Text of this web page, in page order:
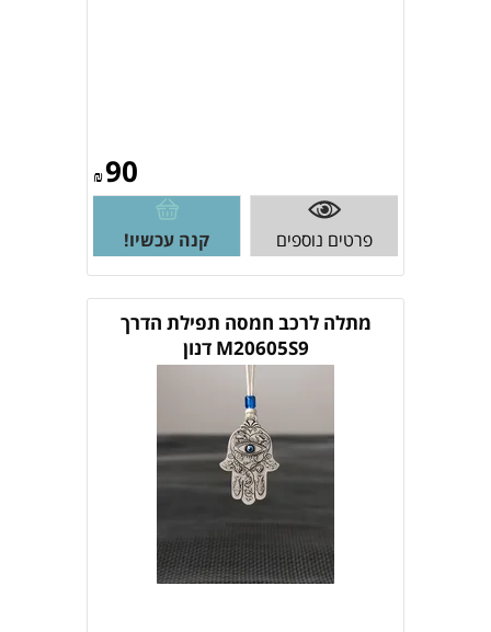
₪90
פרטים נוספים קנה עכשיו!
מתלה לרכב חמסה תפילת הדרך
M20605S9 דנון